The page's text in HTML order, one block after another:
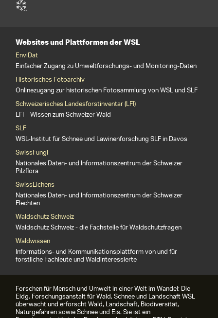
Websites und Plattformen der WSL
EnviDat
Einfacher Zugang zu Umweltforschungs- und Monitoring-Daten
Historisches Fotoarchiv
Onlinezugang zur historischen Fotosammlung von WSL und SLF
Schweizerisches Landesforstinventar (LFI)
LFI – Wissen zum Schweizer Wald
SLF
WSL-Institut für Schnee und Lawinenforschung SLF in Davos
SwissFungi
Nationales Daten- und Informationszentrum der Schweizer
Pilzflora
SwissLichens
Nationales Daten- und Informationszentrum der Schweizer
Flechten
Waldschutz Schweiz
Waldschutz Schweiz - die Fachstelle für Waldschutzfragen
Waldwissen
Informations- und Kommunikationsplattform von und für
forstliche Fachleute und Waldinteressierte
Forschen für Mensch und Umwelt in einer Welt im Wandel: Die
Eidg. Forschungsanstalt für Wald, Schnee und Landschaft WSL
überwacht und erforscht Wald, Landschaft, Biodiversität,
Naturgefahren sowie Schnee und Eis. Sie ist ein